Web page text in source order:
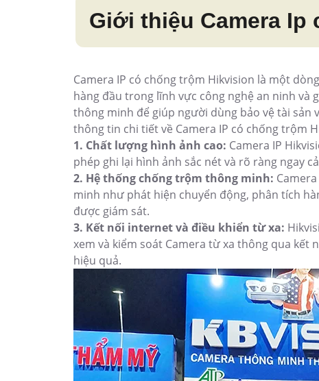
Giới thiệu Camera
Camera IP có chống trộm Hikvision là một
hàng đầu trong lĩnh vực công nghệ an ninh và
thông minh để giúp người dùng bảo vệ tài sản
thông tin chi tiết về Camera IP có chống trộm
1. Chất lượng hình ảnh cao: Camera IP
phép ghi lại hình ảnh sắc nét và rõ ràng ngay
2. Hệ thống chống trộm thông minh:
minh như phát hiện chuyển động, phân tích
được giám sát.
3. Kết nối internet và điều khiển từ xa:
xem và kiểm soát Camera từ xa thông qua
hiệu quả.